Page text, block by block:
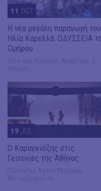
11 OCT
Η νέα μεγάλη παραγωγή του
Ηλία Καρελλά: ΟΔΥΣΣΕΙΑ
Ομήρου
19 JUL
​Ο Καραγκιόζης στις
Γειτονιές της Αθήνας